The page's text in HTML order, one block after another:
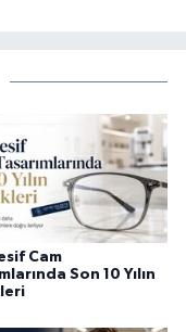
Cam
Son 10 Yılın